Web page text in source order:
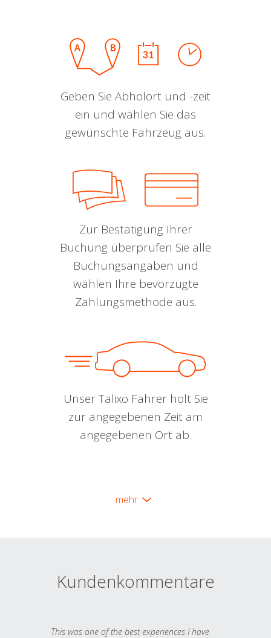
Geben Sie Abholort und -zeit
ein und wählen Sie das
gewünschte Fahrzeug aus.
Zur Bestätigung Ihrer
Buchung überprüfen Sie alle
Buchungsangaben und
wählen Ihre bevorzugte
Zahlungsmethode aus.
Unser Talixo Fahrer holt Sie
zur angegebenen Zeit am
angegebenen Ort ab.
mehr
Kundenkommentare
This was one of the best experiences I have